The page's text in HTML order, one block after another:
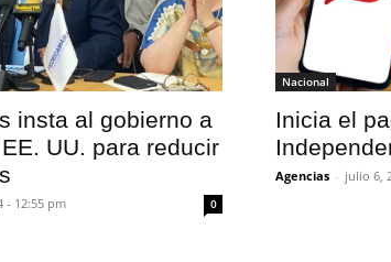
insta al gobierno a
UU. para reducir
- 12:55 pm 0
Nacional
Inicia el
Agencias - julio 6,